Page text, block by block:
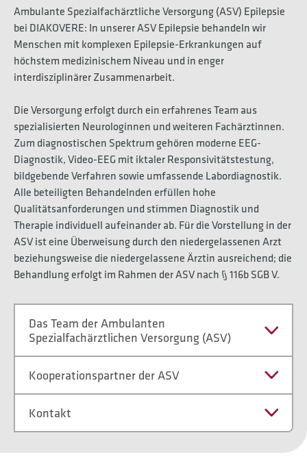
Ambulante Spezialfachärztliche Versorgung (ASV) Epilepsie
bei DIAKOVERE: In unserer ASV Epilepsie behandeln wir
Menschen mit komplexen Epilepsie-Erkrankungen auf
höchstem medizinischem Niveau und in enger
interdisziplinärer Zusammenarbeit.
Die Versorgung erfolgt durch ein erfahrenes Team aus
spezialisierten Neurologinnen und weiteren Fachärztinnen.
Zum diagnostischen Spektrum gehören moderne EEG-
Diagnostik, Video-EEG mit iktaler Responsivitätstestung,
bildgebende Verfahren sowie umfassende Labordiagnostik.
Alle beteiligten Behandelnden erfüllen hohe
Qualitätsanforderungen und stimmen Diagnostik und
Therapie individuell aufeinander ab. Für die Vorstellung in der
ASV ist eine Überweisung durch den niedergelassenen Arzt
beziehungsweise die niedergelassene Ärztin ausreichend; die
Behandlung erfolgt im Rahmen der ASV nach § 116b SGB V.
Das Team der Ambulanten
Spezialfachärztlichen Versorgung (ASV)
Kooperationspartner der ASV
Kontakt